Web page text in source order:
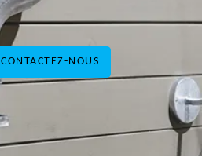
CONTACTEZ-NOUS